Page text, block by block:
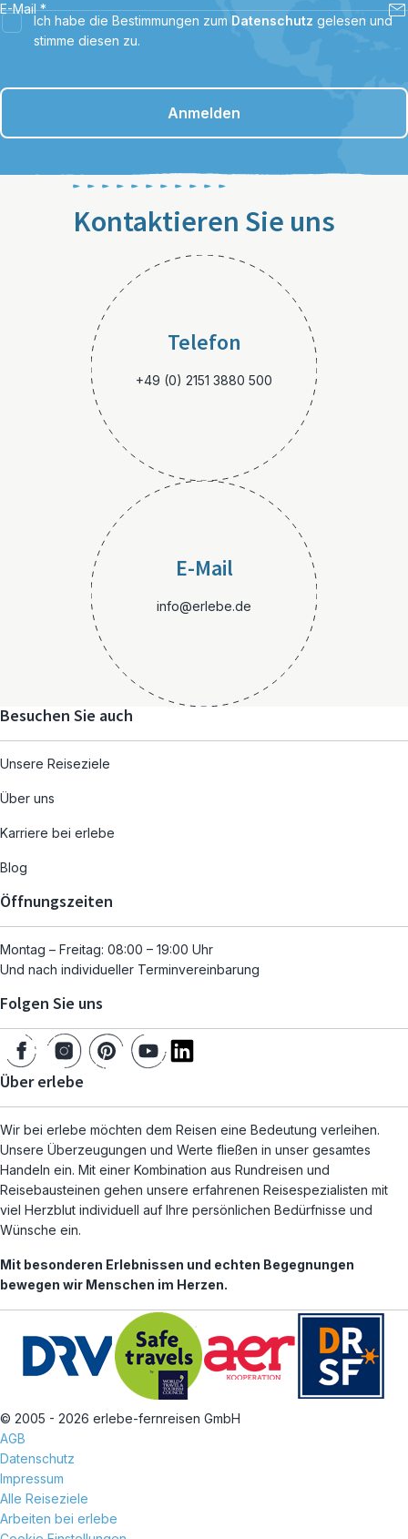
E-Mail *
Ich habe die Bestimmungen zum Datenschutz gelesen und
stimme diesen zu.
Anmelden
Kontaktieren Sie uns
Telefon
+49 (0) 2151 3880 500
E-Mail
info@erlebe.de
Besuchen Sie auch
Unsere Reiseziele
Über uns
Karriere bei erlebe
Blog
Öffnungszeiten
Montag – Freitag: 08:00 – 19:00 Uhr
Und nach individueller Terminvereinbarung
Folgen Sie uns
Über erlebe
Wir bei erlebe möchten dem Reisen eine Bedeutung verleihen.
Unsere Überzeugungen und Werte fließen in unser gesamtes
Handeln ein. Mit einer Kombination aus Rundreisen und
Reisebausteinen gehen unsere erfahrenen Reisespezialisten mit
viel Herzblut individuell auf Ihre persönlichen Bedürfnisse und
Wünsche ein.
Mit besonderen Erlebnissen und echten Begegnungen
bewegen wir Menschen im Herzen.
© 2005 - 2026 erlebe-fernreisen GmbH
AGB
Datenschutz
Impressum
Alle Reiseziele
Arbeiten bei erlebe